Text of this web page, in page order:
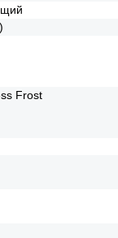
Frost